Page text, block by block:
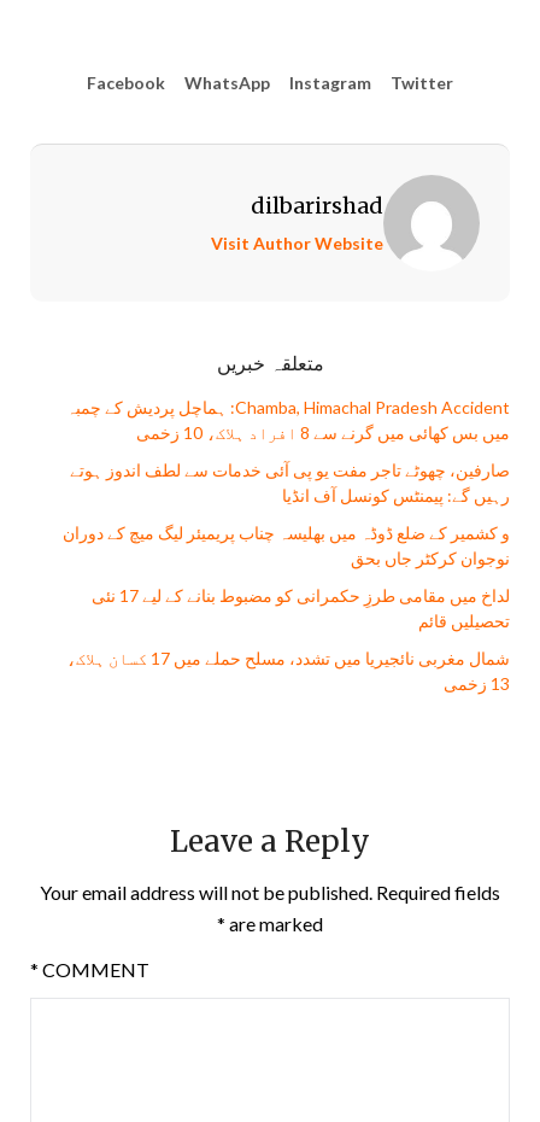
Facebook WhatsApp Instagram Twitter
dilbarirshad
Visit Author Website
متعلقہ خبریں
Chamba, Himachal Pradesh Accident: ہماچل پردیش کے چمبہ
میں بس کھائی میں گرنے سے 8 افراد ہلاک، 10 زخمی
صارفین، چھوٹے تاجر مفت يو پی آئی خدمات سے لطف اندوز ہوتے
رہیں گے: پیمنٹس کونسل آف انڈیا
و کشمیر کے ضلع ڈوڈہ میں بھلیسہ چناب پریمیئر لیگ میچ کے دوران
نوجوان کرکٹر جاں بحق
لداخ میں مقامی طرزِ حکمرانی کو مضبوط بنانے کے لیے 17 نئی
تحصیلیں قائم
شمال مغربی نائجیریا میں تشدد، مسلح حملے میں 17 کسان ہلاک،
13 زخمی
Leave a Reply
Your email address will not be published. Required fields
are marked
*
COMMENT
*